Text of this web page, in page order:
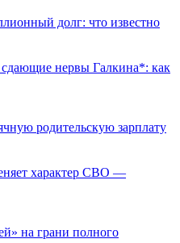
долг: что известно
нервы Галкина*: как
родительскую зарплату
характер СВО —
на грани полного